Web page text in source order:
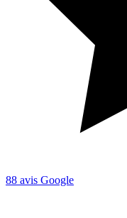
88 avis Google